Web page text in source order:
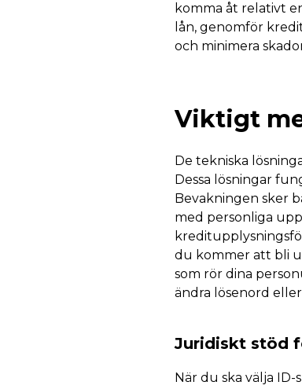
komma åt relativt
lån, genomför
och minimera
Viktigt
De tekniska
Dessa lösningar
Bevakningen sker
med personliga
du kommer att bli
som rör dina
ändra lösenord
Juridiskt stöd
När du ska välja